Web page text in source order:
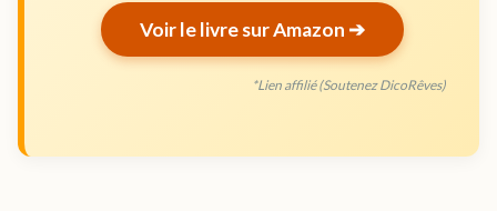
Voir le livre sur Amazon ➔
*Lien affilié (Soutenez DicoRêves)